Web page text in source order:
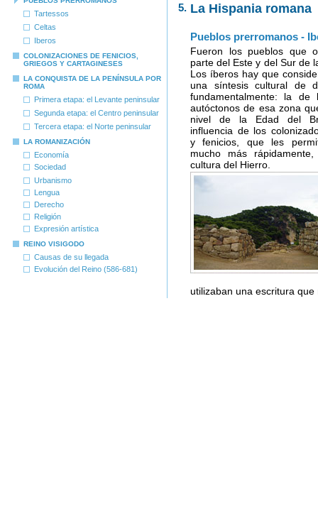
Tartessos
Celtas
Iberos
COLONIZACIONES DE FENICIOS,
GRIEGOS Y CARTAGINESES
LA CONQUISTA DE LA PENÍNSULA POR
ROMA
Primera etapa: el Levante peninsular
Segunda etapa: el Centro peninsular
Tercera etapa: el Norte peninsular
LA ROMANIZACIÓN
Economía
Sociedad
Urbanismo
Lengua
Derecho
Religión
Expresión artística
REINO VISIGODO
Causas de su llegada
Evolución del Reino (586-681)
5. La Hispania romana
Pueblos prerromanos -
Fueron los pueblos que
parte del Este y del Sur de
Los íberos hay que
una síntesis cultural de
fundamentalmente: la de
autóctonos de esa zona
nivel de la Edad del
influencia de los
y fenicios, que les
mucho más
cultura del Hierro.
utilizaban una escritura